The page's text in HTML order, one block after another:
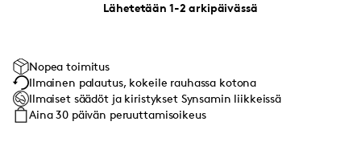
Lähetetään 1-2 arkipäivässä
Nopea toimitus
Ilmainen palautus, kokeile rauhassa kotona
Ilmaiset säädöt ja kiristykset Synsamin liikkeissä
Aina 30 päivän peruuttamisoikeus